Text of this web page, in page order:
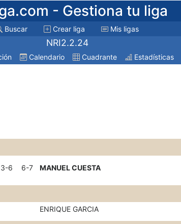
- Gestiona tu liga
Buscar Crear liga Mis ligas
NRI2.2.24
Calendario Cuadrante Estadísticas
3-6 6-7 MANUEL CUESTA
ENRIQUE GARCIA